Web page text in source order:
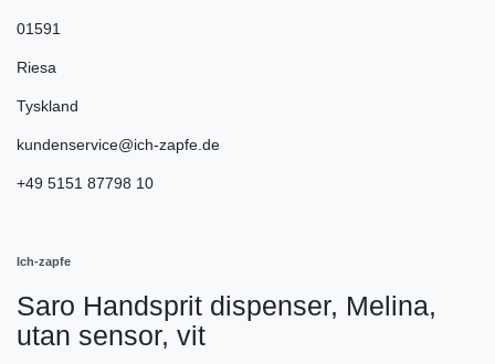
01591
Riesa
Tyskland
kundenservice@ich-zapfe.de
+49 5151 87798 10
Ich-zapfe
Saro Handsprit dispenser, Melina,
utan sensor, vit